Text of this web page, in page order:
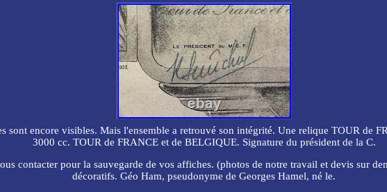
sont encore visibles. Mais l'ensemble a retrouvé son intégrité. Une relique TOUR de
3000 cc. TOUR de FRANCE et de BELGIQUE. Signature du président de la C.
contacter pour la sauvegarde de vos affiches. (photos de notre travail et devis sur
décoratifs. Géo Ham, pseudonyme de Georges Hamel, né le.